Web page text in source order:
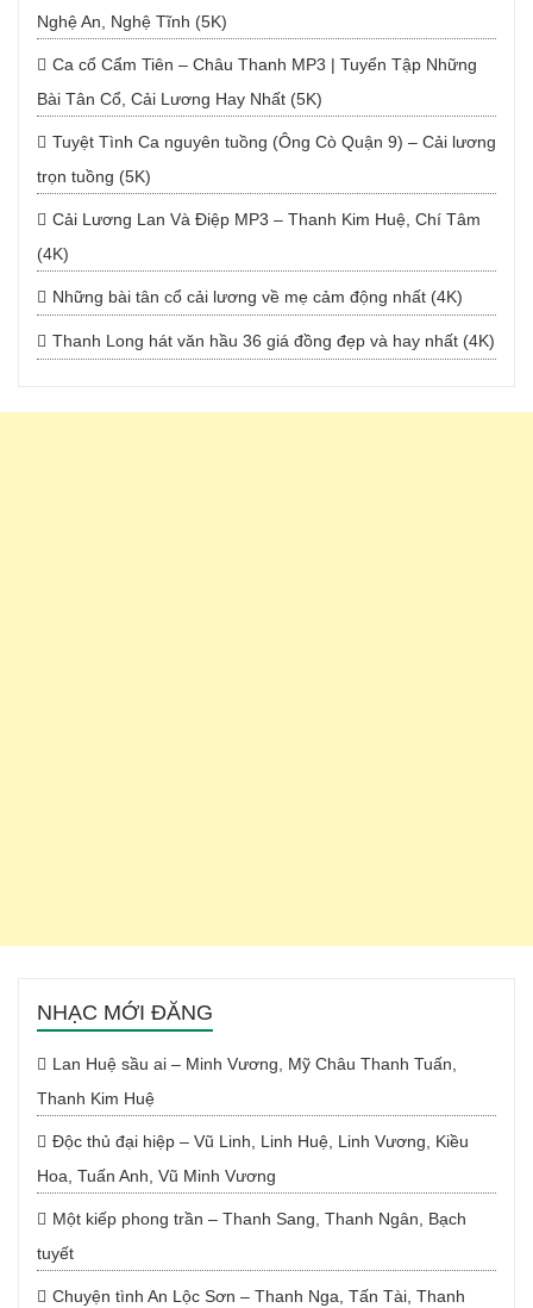
Nghệ An, Nghệ Tĩnh (5K)
Ca cổ Cẩm Tiên – Châu Thanh MP3 | Tuyển Tập Những
Bài Tân Cổ, Cải Lương Hay Nhất (5K)
Tuyệt Tình Ca nguyên tuồng (Ông Cò Quận 9) – Cải lương
trọn tuồng (5K)
Cải Lương Lan Và Điệp MP3 – Thanh Kim Huệ, Chí Tâm
(4K)
Những bài tân cổ cải lương về mẹ cảm động nhất (4K)
Thanh Long hát văn hầu 36 giá đồng đẹp và hay nhất (4K)
NHẠC MỚI ĐĂNG
Lan Huệ sầu ai – Minh Vương, Mỹ Châu Thanh Tuấn,
Thanh Kim Huệ
Độc thủ đại hiệp – Vũ Linh, Linh Huệ, Linh Vương, Kiều
Hoa, Tuấn Anh, Vũ Minh Vương
Một kiếp phong trần – Thanh Sang, Thanh Ngân, Bạch
tuyết
Chuyện tình An Lộc Sơn – Thanh Nga, Tấn Tài, Thanh